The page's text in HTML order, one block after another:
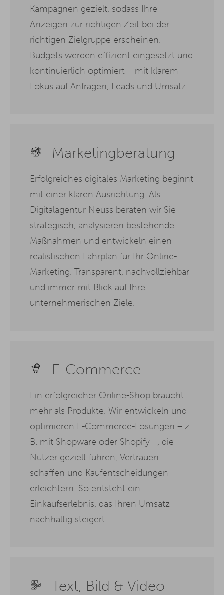
Kampagnen gezielt, sodass Ihre
Anzeigen zur richtigen Zeit bei der
richtigen Zielgruppe erscheinen.
Budgets werden effizient eingesetzt und
kontinuierlich optimiert – mit klarem
Fokus auf Anfragen, Leads und Umsatz.
Marketingberatung
Erfolgreiches digitales Marketing beginnt
mit einer klaren Ausrichtung. Als
Digitalagentur Neuss beraten wir Sie
strategisch, analysieren bestehende
Maßnahmen und entwickeln einen
realistischen Fahrplan für Ihr Online-
Marketing. Transparent, nachvollziehbar
und immer mit Blick auf Ihre
unternehmerischen Ziele.
E-Commerce
Ein erfolgreicher Online-Shop braucht
mehr als Produkte. Wir entwickeln und
optimieren E-Commerce-Lösungen – z.
B. mit Shopware oder Shopify –, die
Nutzer gezielt führen, Vertrauen
schaffen und Kaufentscheidungen
erleichtern. So entsteht ein
Einkaufserlebnis, das Ihren Umsatz
nachhaltig steigert.
Text, Bild & Video